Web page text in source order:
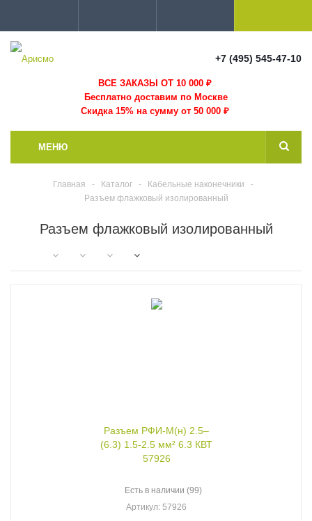
+7 (495) 545-47-10
ВСЕ ЗАКАЗЫ ОТ 10 000₽
Бесплатно доставим по Москве
Скидка 15% на сумму от 50 000 ₽
МЕНЮ
Главная - Каталог - Кабельные наконечники
-
Разъем флажковый изолированный
Разъем флажковый изолированный
Разъем РФИ-М(н) 2.5–
(6.3) 1.5-2.5 мм² 6.3 КВТ
57926
Есть в наличии (99)
Артикул: 57926